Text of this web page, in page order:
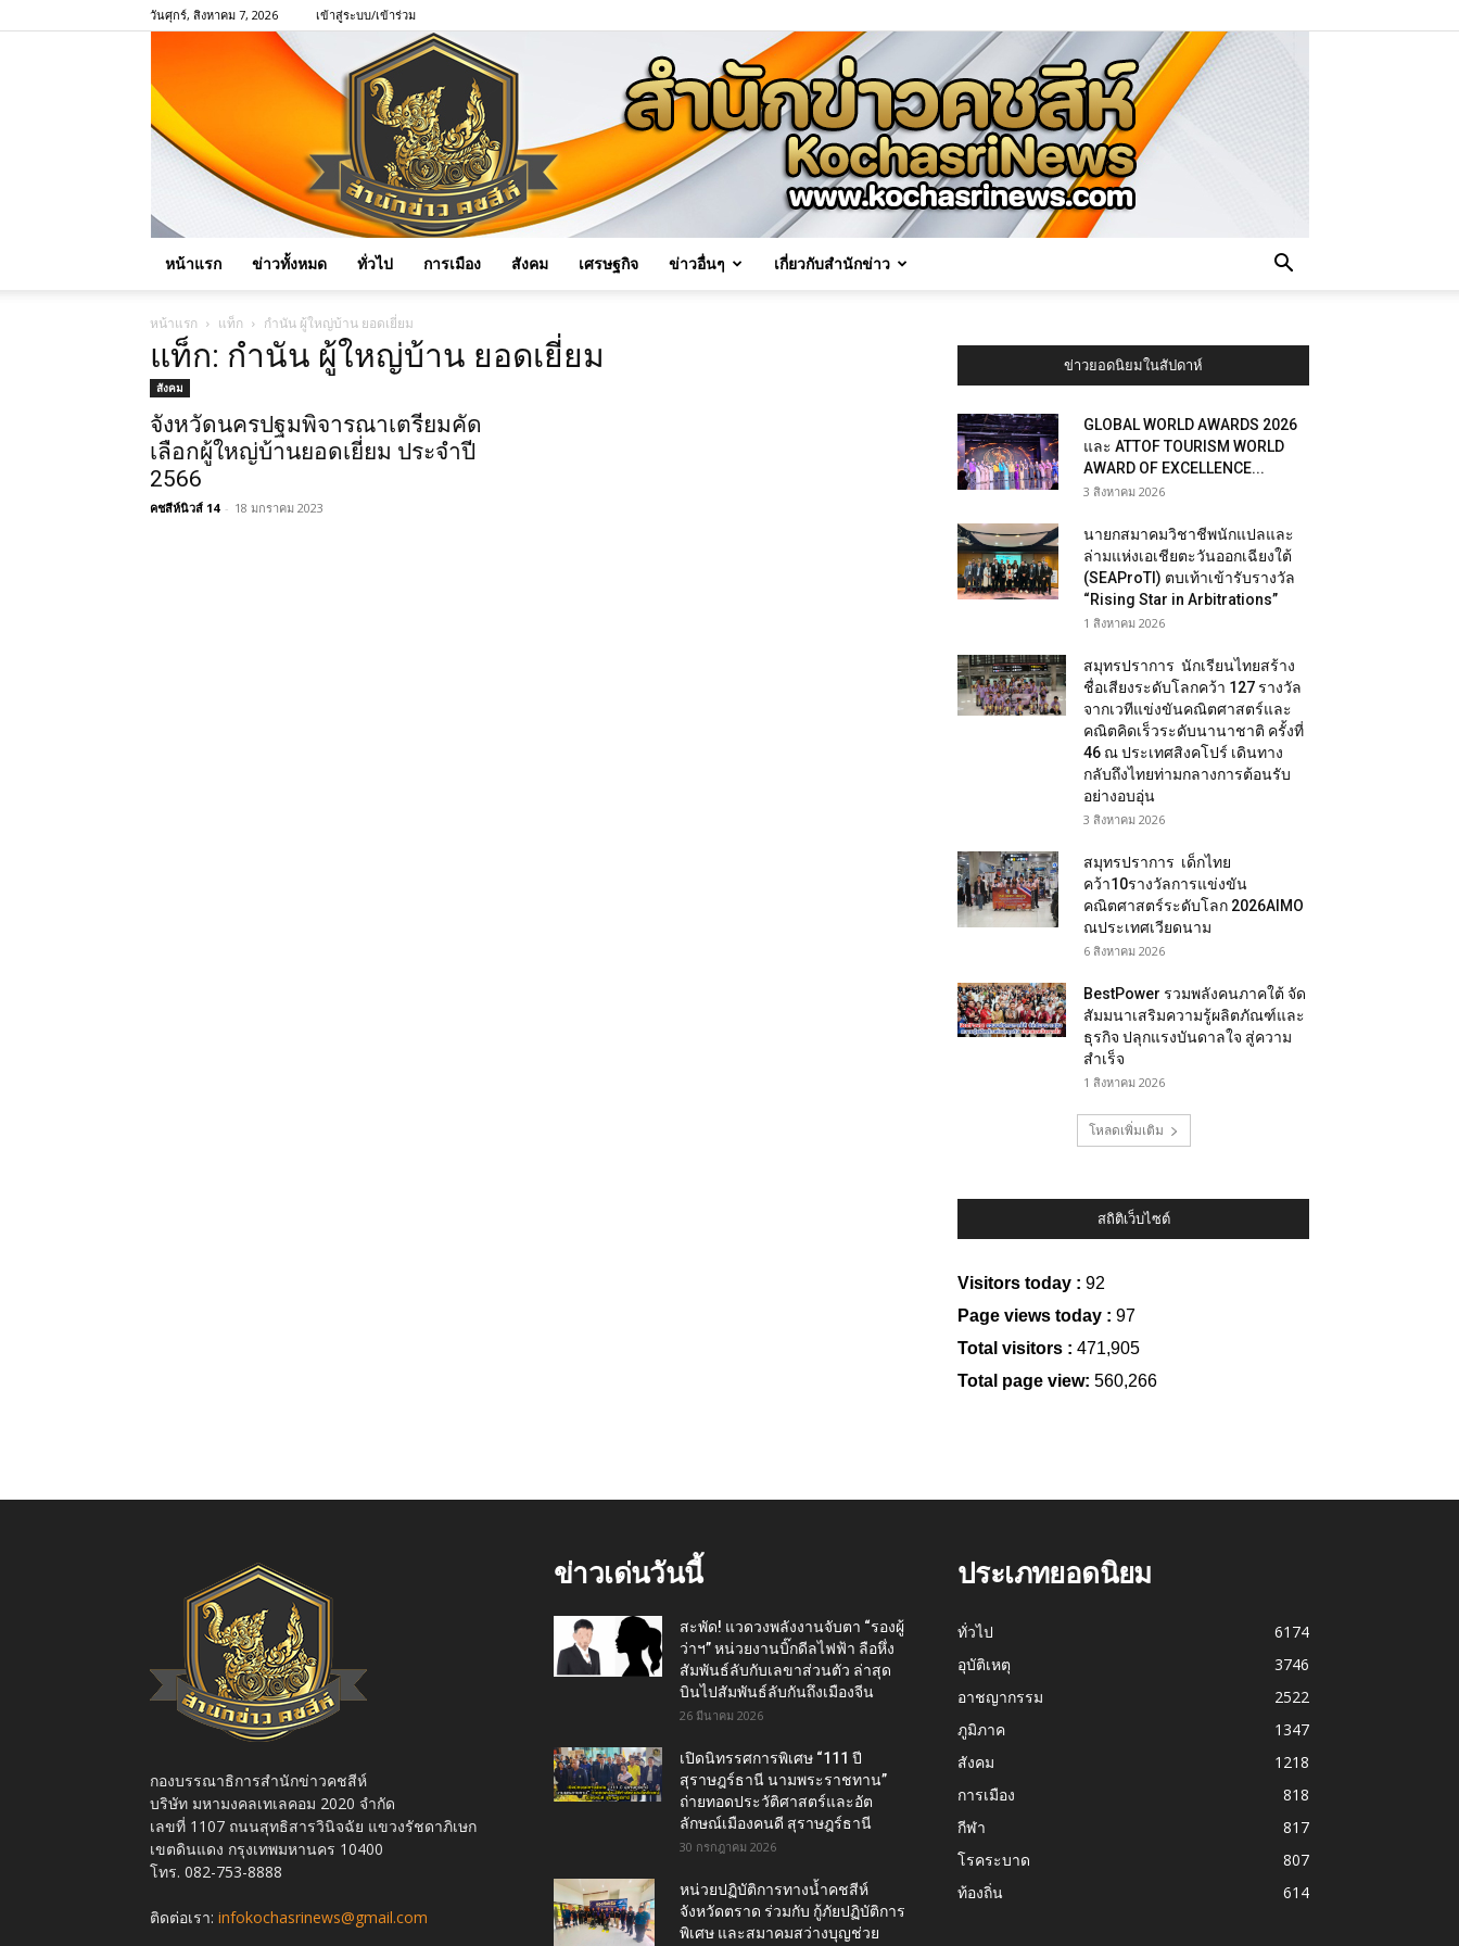
วันศุกร์, สิงหาคม 7, 2026 เข้าสู่ระบบ/เข้าร่วม
หน้าแรก ข่าวทั้งหมด ทั่วไป การเมือง สังคม เศรษฐกิจ ข่าวอื่นๆ เกี่ยวกับสำนักข่าว
หน้าแรก แท็ก กำนัน ผู้ใหญ่บ้าน ยอดเยี่ยม
แท็ก: กำนัน ผู้ใหญ่บ้าน ยอดเยี่ยม
สังคม
จังหวัดนครปฐมพิจารณาเตรียมคัด
เลือกผู้ใหญ่บ้านยอดเยี่ยม ประจำปี
2566
คชสีห์นิวส์ 14 - 18 มกราคม 2023
ข่าวยอดนิยมในสัปดาห์
GLOBAL WORLD AWARDS 2026
และ ATTOF TOURISM WORLD
AWARD OF EXCELLENCE...
3 สิงหาคม 2026
นายกสมาคมวิชาชีพนักแปลและ
ล่ามแห่งเอเชียตะวันออกเฉียงใต้
(SEAProTI) ตบเท้าเข้ารับรางวัล
“Rising Star in Arbitrations”
1 สิงหาคม 2026
สมุทรปราการ นักเรียนไทยสร้าง
ชื่อเสียงระดับโลกคว้า 127 รางวัล
จากเวทีแข่งขันคณิตศาสตร์และ
คณิตคิดเร็วระดับนานาชาติ ครั้งที่
46 ณ ประเทศสิงคโปร์ เดินทาง
กลับถึงไทยท่ามกลางการต้อนรับ
อย่างอบอุ่น
3 สิงหาคม 2026
สมุทรปราการ เด็กไทย
คว้า10รางวัลการแข่งขัน
คณิตศาสตร์ระดับโลก 2026AIMO
ณประเทศเวียดนาม
6 สิงหาคม 2026
BestPower รวมพลังคนภาคใต้ จัด
สัมมนาเสริมความรู้ผลิตภัณฑ์และ
ธุรกิจ ปลุกแรงบันดาลใจ สู่ความ
สำเร็จ
1 สิงหาคม 2026
โหลดเพิ่มเติม
สถิติเว็บไซต์
Visitors today : 92
Page views today : 97
Total visitors : 471,905
Total page view: 560,266
กองบรรณาธิการสำนักข่าวคชสีห์
บริษัท มหามงคลเทเลคอม 2020 จำกัด
เลขที่ 1107 ถนนสุทธิสารวินิจฉัย แขวงรัชดาภิเษก
เขตดินแดง กรุงเทพมหานคร 10400
โทร. 082-753-8888
ติดต่อเรา: infokochasrinews@gmail.com
ข่าวเด่นวันนี้
สะพัด! แวดวงพลังงานจับตา “รองผู้
ว่าฯ” หน่วยงานบิ๊กดีลไฟฟ้า ลือหึ่ง
สัมพันธ์ลับกับเลขาส่วนตัว ล่าสุด
บินไปสัมพันธ์ลับกันถึงเมืองจีน
26 มีนาคม 2026
เปิดนิทรรศการพิเศษ “111 ปี
สุราษฎร์ธานี นามพระราชทาน”
ถ่ายทอดประวัติศาสตร์และอัต
ลักษณ์เมืองคนดี สุราษฎร์ธานี
30 กรกฎาคม 2026
หน่วยปฏิบัติการทางน้ำคชสีห์
จังหวัดตราด ร่วมกับ กู้ภัยปฏิบัติการ
พิเศษ และสมาคมสว่างบุญช่วย
ประเภทยอดนิยม
ทั่วไป
6174
อุบัติเหตุ
3746
อาชญากรรม
2522
ภูมิภาค
1347
สังคม
1218
การเมือง
818
กีฬา
817
โรคระบาด
807
ท้องถิ่น
614